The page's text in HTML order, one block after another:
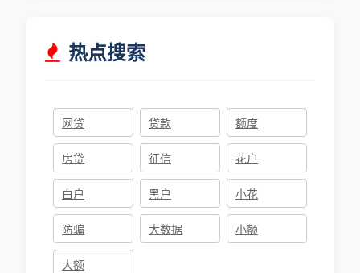
热点搜索
网贷 贷款 额度
房贷 征信 花户
白户 黑户 小花
防骗 大数据 小额
大额